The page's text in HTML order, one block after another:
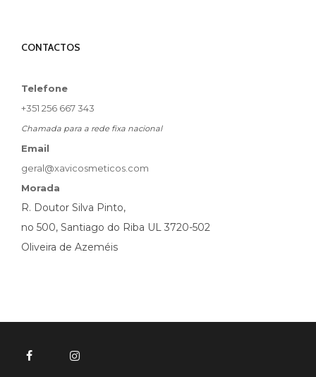
CONTACTOS
Telefone
+351 256 667 343
Chamada para a rede fixa nacional
Email
geral@xavicosmeticos.com
Morada
R. Doutor Silva Pinto,
no 500, Santiago do Riba UL 3720-502
Oliveira de Azeméis